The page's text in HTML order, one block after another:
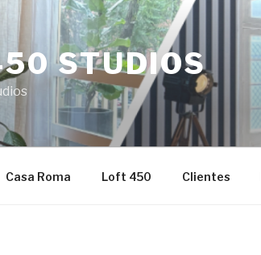
STUDIOS
Casa Roma Loft 450 Clientes